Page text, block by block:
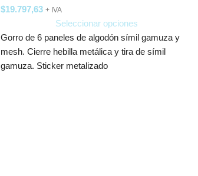
$19.797,63 + IVA
Seleccionar opciones
Gorro de 6 paneles de algodón símil gamuza y
mesh. Cierre hebilla metálica y tira de símil
gamuza. Sticker metalizado